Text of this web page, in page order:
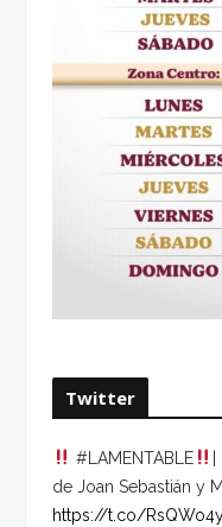
Twitter
#LAMENTABLE
|
de Joan Sebastián y
https://t.co/